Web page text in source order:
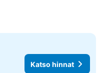
Katso hinnat